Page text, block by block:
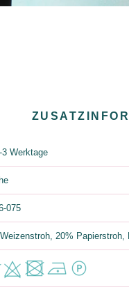
Werktage
075
20% Papierstroh,